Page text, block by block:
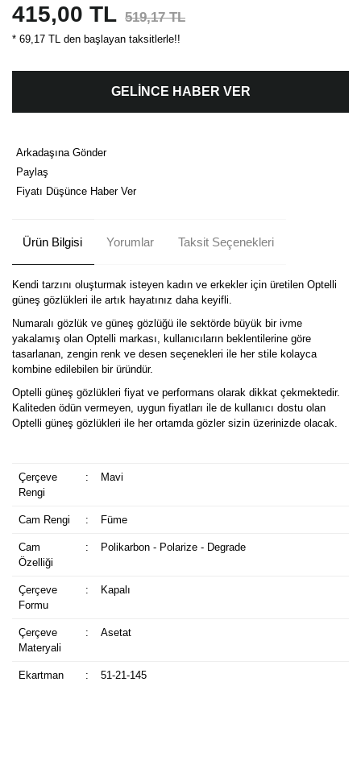
415,00 TL 519,17 TL
* 69,17 TL den başlayan taksitlerle!!
GELİNCE HABER VER
Arkadaşına Gönder
Paylaş
Fiyatı Düşünce Haber Ver
Ürün Bilgisi Yorumlar Taksit Seçenekleri
Kendi tarzını oluşturmak isteyen kadın ve erkekler için üretilen Optelli
güneş gözlükleri ile artık hayatınız daha keyifli.
Numaralı gözlük ve güneş gözlüğü ile sektörde büyük bir ivme
yakalamış olan Optelli markası, kullanıcıların beklentilerine göre
tasarlanan, zengin renk ve desen seçenekleri ile her stile kolayca
kombine edilebilen bir üründür.
Optelli güneş gözlükleri fiyat ve performans olarak dikkat çekmektedir.
Kaliteden ödün vermeyen, uygun fiyatları ile de kullanıcı dostu olan
Optelli güneş gözlükleri ile her ortamda gözler sizin üzerinizde olacak.
Çerçeve
Rengi
: Mavi
Cam Rengi : Füme
Cam
Özelliği
: Polikarbon - Polarize - Degrade
Çerçeve
Formu
: Kapalı
Çerçeve
Materyali
: Asetat
Ekartman : 51-21-145